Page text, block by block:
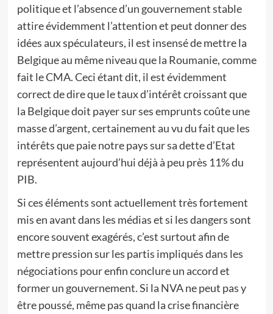
politique et l’absence d’un gouvernement stable
attire évidemment l’attention et peut donner des
idées aux spéculateurs, il est insensé de mettre la
Belgique au même niveau que la Roumanie, comme
fait le CMA. Ceci étant dit, il est évidemment
correct de dire que le taux d’intérêt croissant que
la Belgique doit payer sur ses emprunts coûte une
masse d’argent, certainement au vu du fait que les
intérêts que paie notre pays sur sa dette d’Etat
représentent aujourd’hui déjà à peu près 11% du
PIB.
Si ces éléments sont actuellement très fortement
mis en avant dans les médias et si les dangers sont
encore souvent exagérés, c’est surtout afin de
mettre pression sur les partis impliqués dans les
négociations pour enfin conclure un accord et
former un gouvernement. Si la NVA ne peut pas y
être poussé, même pas quand la crise financière